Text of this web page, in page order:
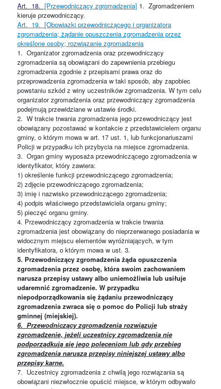
Art. 18. [Przewodniczący zgromadzenia] 1. Zgromadzeniem
kieruje przewodniczący.
Art. 19. [Obowiązki przewodniczącego i organizatora
zgromadzenia; żądanie opuszczenia zgromadzenia przez
określone osoby; rozwiązanie zgromadzenia
1. Organizator zgromadzenia oraz przewodniczący
zgromadzenia są obowiązani do zapewnienia przebiegu
zgromadzenia zgodnie z przepisami prawa oraz do
przeprowadzenia zgromadzenia w taki sposób, aby zapobiec
powstaniu szkód z winy uczestników zgromadzenia. W tym celu
organizator zgromadzenia oraz przewodniczący zgromadzenia
podejmują przewidziane w ustawie środki.
2. W trakcie trwania zgromadzenia jego przewodniczący jest
obowiązany pozostawać w kontakcie z przedstawicielem organu
gminy, o którym mowa w art. 17 ust. 1, lub funkcjonariuszami
Policji w przypadku ich przybycia na miejsce zgromadzenia.
3. Organ gminy wyposaża przewodniczącego zgromadzenia w
identyfikator, który zawiera:
1) określenie funkcji przewodniczącego zgromadzenia;
2) zdjęcie przewodniczącego zgromadzenia;
3) imię i nazwisko przewodniczącego zgromadzenia;
4) podpis właściwego przedstawiciela organu gminy;
5) pieczęć organu gminy.
4. Przewodniczący zgromadzenia w trakcie trwania
zgromadzenia jest obowiązany do nieprzerwanego posiadania w
widocznym miejscu elementów wyróżniających, w tym
identyfikatora, o którym mowa w ust. 3.
5. Przewodniczący zgromadzenia żąda opuszczenia
zgromadzenia przez osobę, która swoim zachowaniem
narusza przepisy ustawy albo uniemożliwia lub usiłuje
udaremnić zgromadzenie. W przypadku
niepodporządkowania się żądaniu przewodniczący
zgromadzenia zwraca się o pomoc do Policji lub straży
gminnej (miejskiej).
6. Przewodniczący zgromadzenia rozwiązuje
zgromadzenie, jeżeli uczestnicy zgromadzenia nie
podporządkują się jego poleceniom lub gdy przebieg
zgromadzenia narusza przepisy niniejszej ustawy albo
przepisy karne.
7. Uczestnicy zgromadzenia z chwilą jego rozwiązania są
obowiązani niezwłocznie opuścić miejsce, w którym odbywało